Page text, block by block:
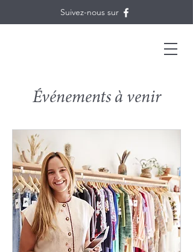
Suivez-nous sur
Événements à venir